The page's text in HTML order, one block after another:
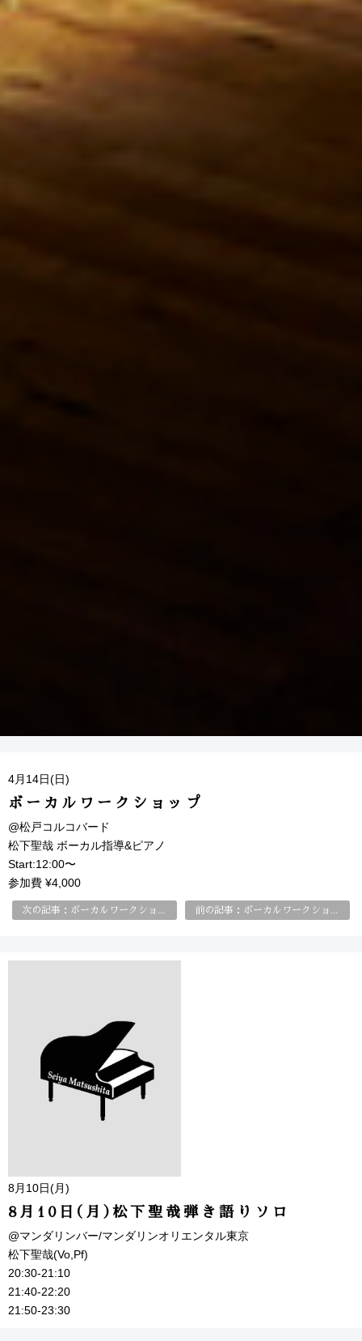
4月14日(日)
ボーカルワークショップ
@松戸コルコバード
松下聖哉 ボーカル指導&ピアノ
Start:12:00〜
参加費 ¥4,000
次の記事：ボーカルワークショップ 前の記事：ボーカルワークショップ
8月10日(月)
8月10日(月)松下聖哉弾き語りソロ
@マンダリンバー/マンダリンオリエンタル東京
松下聖哉(Vo,Pf)
20:30-21:10
21:40-22:20
21:50-23:30